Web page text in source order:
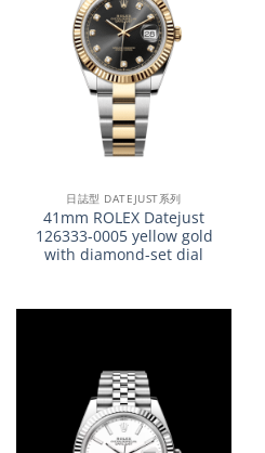
日誌型 DATEJUST系列
41mm ROLEX Datejust
126333-0005 yellow gold
with diamond-set dial